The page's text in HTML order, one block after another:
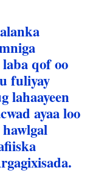
qof oo
fuliyay
lahaayeen
ayaa loo